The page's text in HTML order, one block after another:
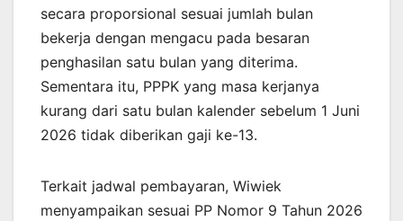
secara proporsional sesuai jumlah bulan
bekerja dengan mengacu pada besaran
penghasilan satu bulan yang diterima.
Sementara itu, PPPK yang masa kerjanya
kurang dari satu bulan kalender sebelum 1 Juni
2026 tidak diberikan gaji ke-13.
Terkait jadwal pembayaran, Wiwiek
menyampaikan sesuai PP Nomor 9 Tahun 2026